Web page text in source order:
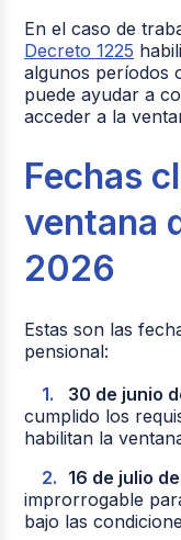
En el caso de
Decreto 1225
algunos períodos
puede ayudar a
acceder a la
Fechas
ventana
2026
Estas son las
pensional:
30 de junio
cumplido los
habilitan la
16 de julio
improrrogable
bajo las